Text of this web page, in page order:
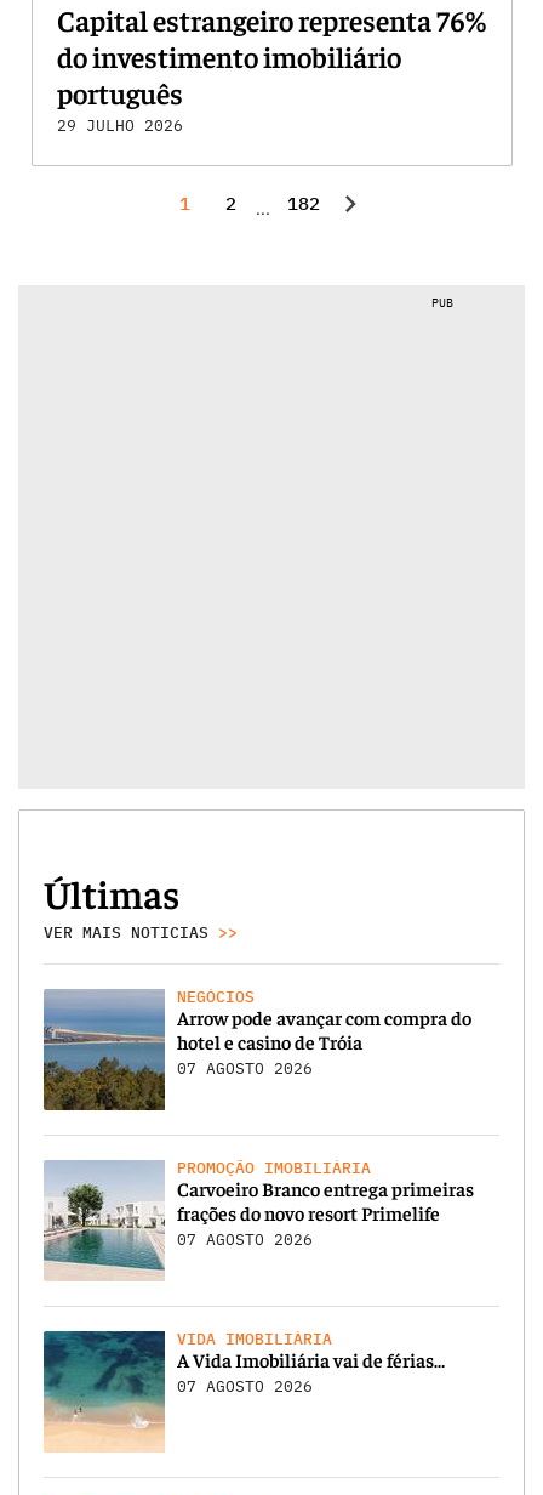
Capital estrangeiro representa 76%
do investimento imobiliário
português
29 JULHO 2026
1 2 ... 182 chevron_right
PUB
Últimas
VER MAIS NOTICIAS >>
NEGÓCIOS
Arrow pode avançar com compra do
hotel e casino de Tróia
07 AGOSTO 2026
PROMOÇÃO IMOBILIÁRIA
Carvoeiro Branco entrega primeiras
frações do novo resort Primelife
07 AGOSTO 2026
VIDA IMOBILIÁRIA
A Vida Imobiliária vai de férias…
07 AGOSTO 2026